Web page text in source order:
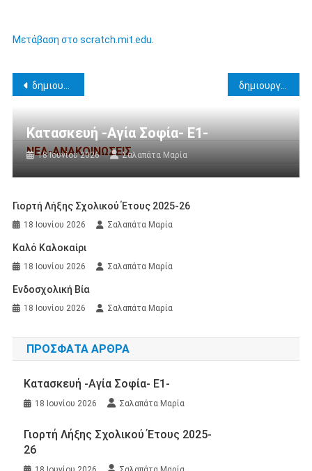
Μετάβαση στο scratch.mit.edu
Πλοήγηση
άρθρων
δημιουργία παιχνιδιού scratch Στ τάξη 2025-2026
ΝΕΑ-ΑΝΑΚΟΙΝΩΣΕΙΣ
Κατασκευή -Αγία Σοφία- Ε1-
18 Ιουνίου 2026 Σαλαπάτα Μαρία
Γιορτή Λήξης Σχολικού Έτους 2025-26
18 Ιουνίου 2026 Σαλαπάτα Μαρία
Καλό Καλοκαίρι
18 Ιουνίου 2026 Σαλαπάτα Μαρία
Ενδοσχολική Βία
18 Ιουνίου 2026 Σαλαπάτα Μαρία
ΠΡΌΣΦΑΤΑ ΆΡΘΡΑ
Κατασκευή -Αγία Σοφία- Ε1-
18 Ιουνίου 2026 Σαλαπάτα Μαρία
Γιορτή Λήξης Σχολικού Έτους 2025-
26